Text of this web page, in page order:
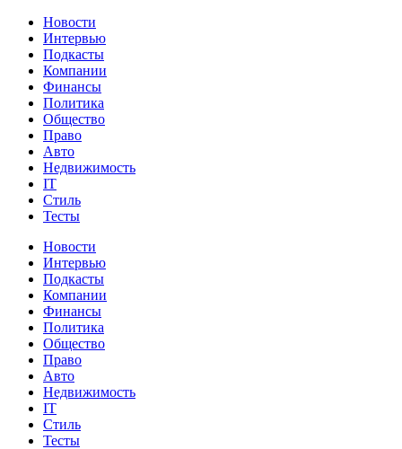
Новости
Интервью
Подкасты
Компании
Финансы
Политика
Общество
Право
Авто
Недвижимость
IT
Стиль
Тесты
Новости
Интервью
Подкасты
Компании
Финансы
Политика
Общество
Право
Авто
Недвижимость
IT
Стиль
Тесты